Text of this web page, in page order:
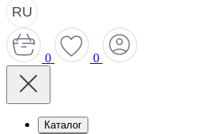
RU
0 0
Каталог